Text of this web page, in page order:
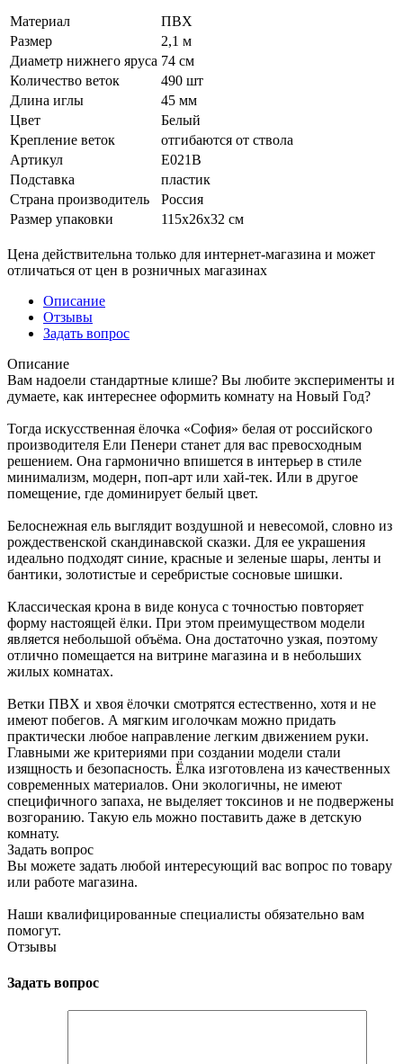
Материал
ПВХ
Размер
2,1 м
Диаметр нижнего яруса 74 см
Количество веток
490 шт
Длина иглы
45 мм
Цвет
Белый
Крепление веток
отгибаются от ствола
Артикул
Е021В
Подставка
пластик
Страна производитель
Россия
Размер упаковки
115х26х32 см
Цена действительна только для интернет-магазина и может
отличаться от цен в розничных магазинах
Описание
Отзывы
Задать вопрос
Описание
Вам надоели стандартные клише? Вы любите эксперименты и
думаете, как интереснее оформить комнату на Новый Год?
Тогда искусственная ёлочка «София» белая от российского
производителя Ели Пенери станет для вас превосходным
решением. Она гармонично впишется в интерьер в стиле
минимализм, модерн, поп-арт или хай-тек. Или в другое
помещение, где доминирует белый цвет.
Белоснежная ель выглядит воздушной и невесомой, словно из
рождественской скандинавской сказки. Для ее украшения
идеально подходят синие, красные и зеленые шары, ленты и
бантики, золотистые и серебристые сосновые шишки.
Классическая крона в виде конуса с точностью повторяет
форму настоящей ёлки. При этом преимуществом модели
является небольшой объёма. Она достаточно узкая, поэтому
отлично помещается на витрине магазина и в небольших
жилых комнатах.
Ветки ПВХ и хвоя ёлочки смотрятся естественно, хотя и не
имеют побегов. А мягким иголочкам можно придать
практически любое направление легким движением руки.
Главными же критериями при создании модели стали
изящность и безопасность. Ёлка изготовлена из качественных
современных материалов. Они экологичны, не имеют
специфичного запаха, не выделяет токсинов и не подвержены
возгоранию. Такую ель можно поставить даже в детскую
комнату.
Задать вопрос
Вы можете задать любой интересующий вас вопрос по товару
или работе магазина.
Наши квалифицированные специалисты обязательно вам
помогут.
Отзывы
Задать вопрос